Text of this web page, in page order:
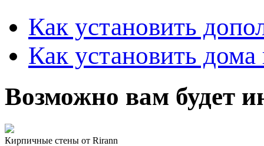
Как установить
Как установить
Возможно вам будет
Кирпичные стены от Rirann